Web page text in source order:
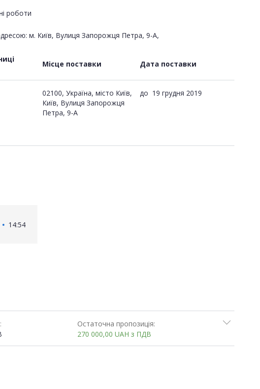
роботи
м. Київ, Вулиця Запорожця Петра, 9-А,
Місце поставки Дата поставки
02100, Україна, місто Київ,
Київ, Вулиця Запорожця
Петра, 9-А
до 19 грудня 2019
14:54
Остаточна пропозиція:
270 000,00UAHз ПДВ